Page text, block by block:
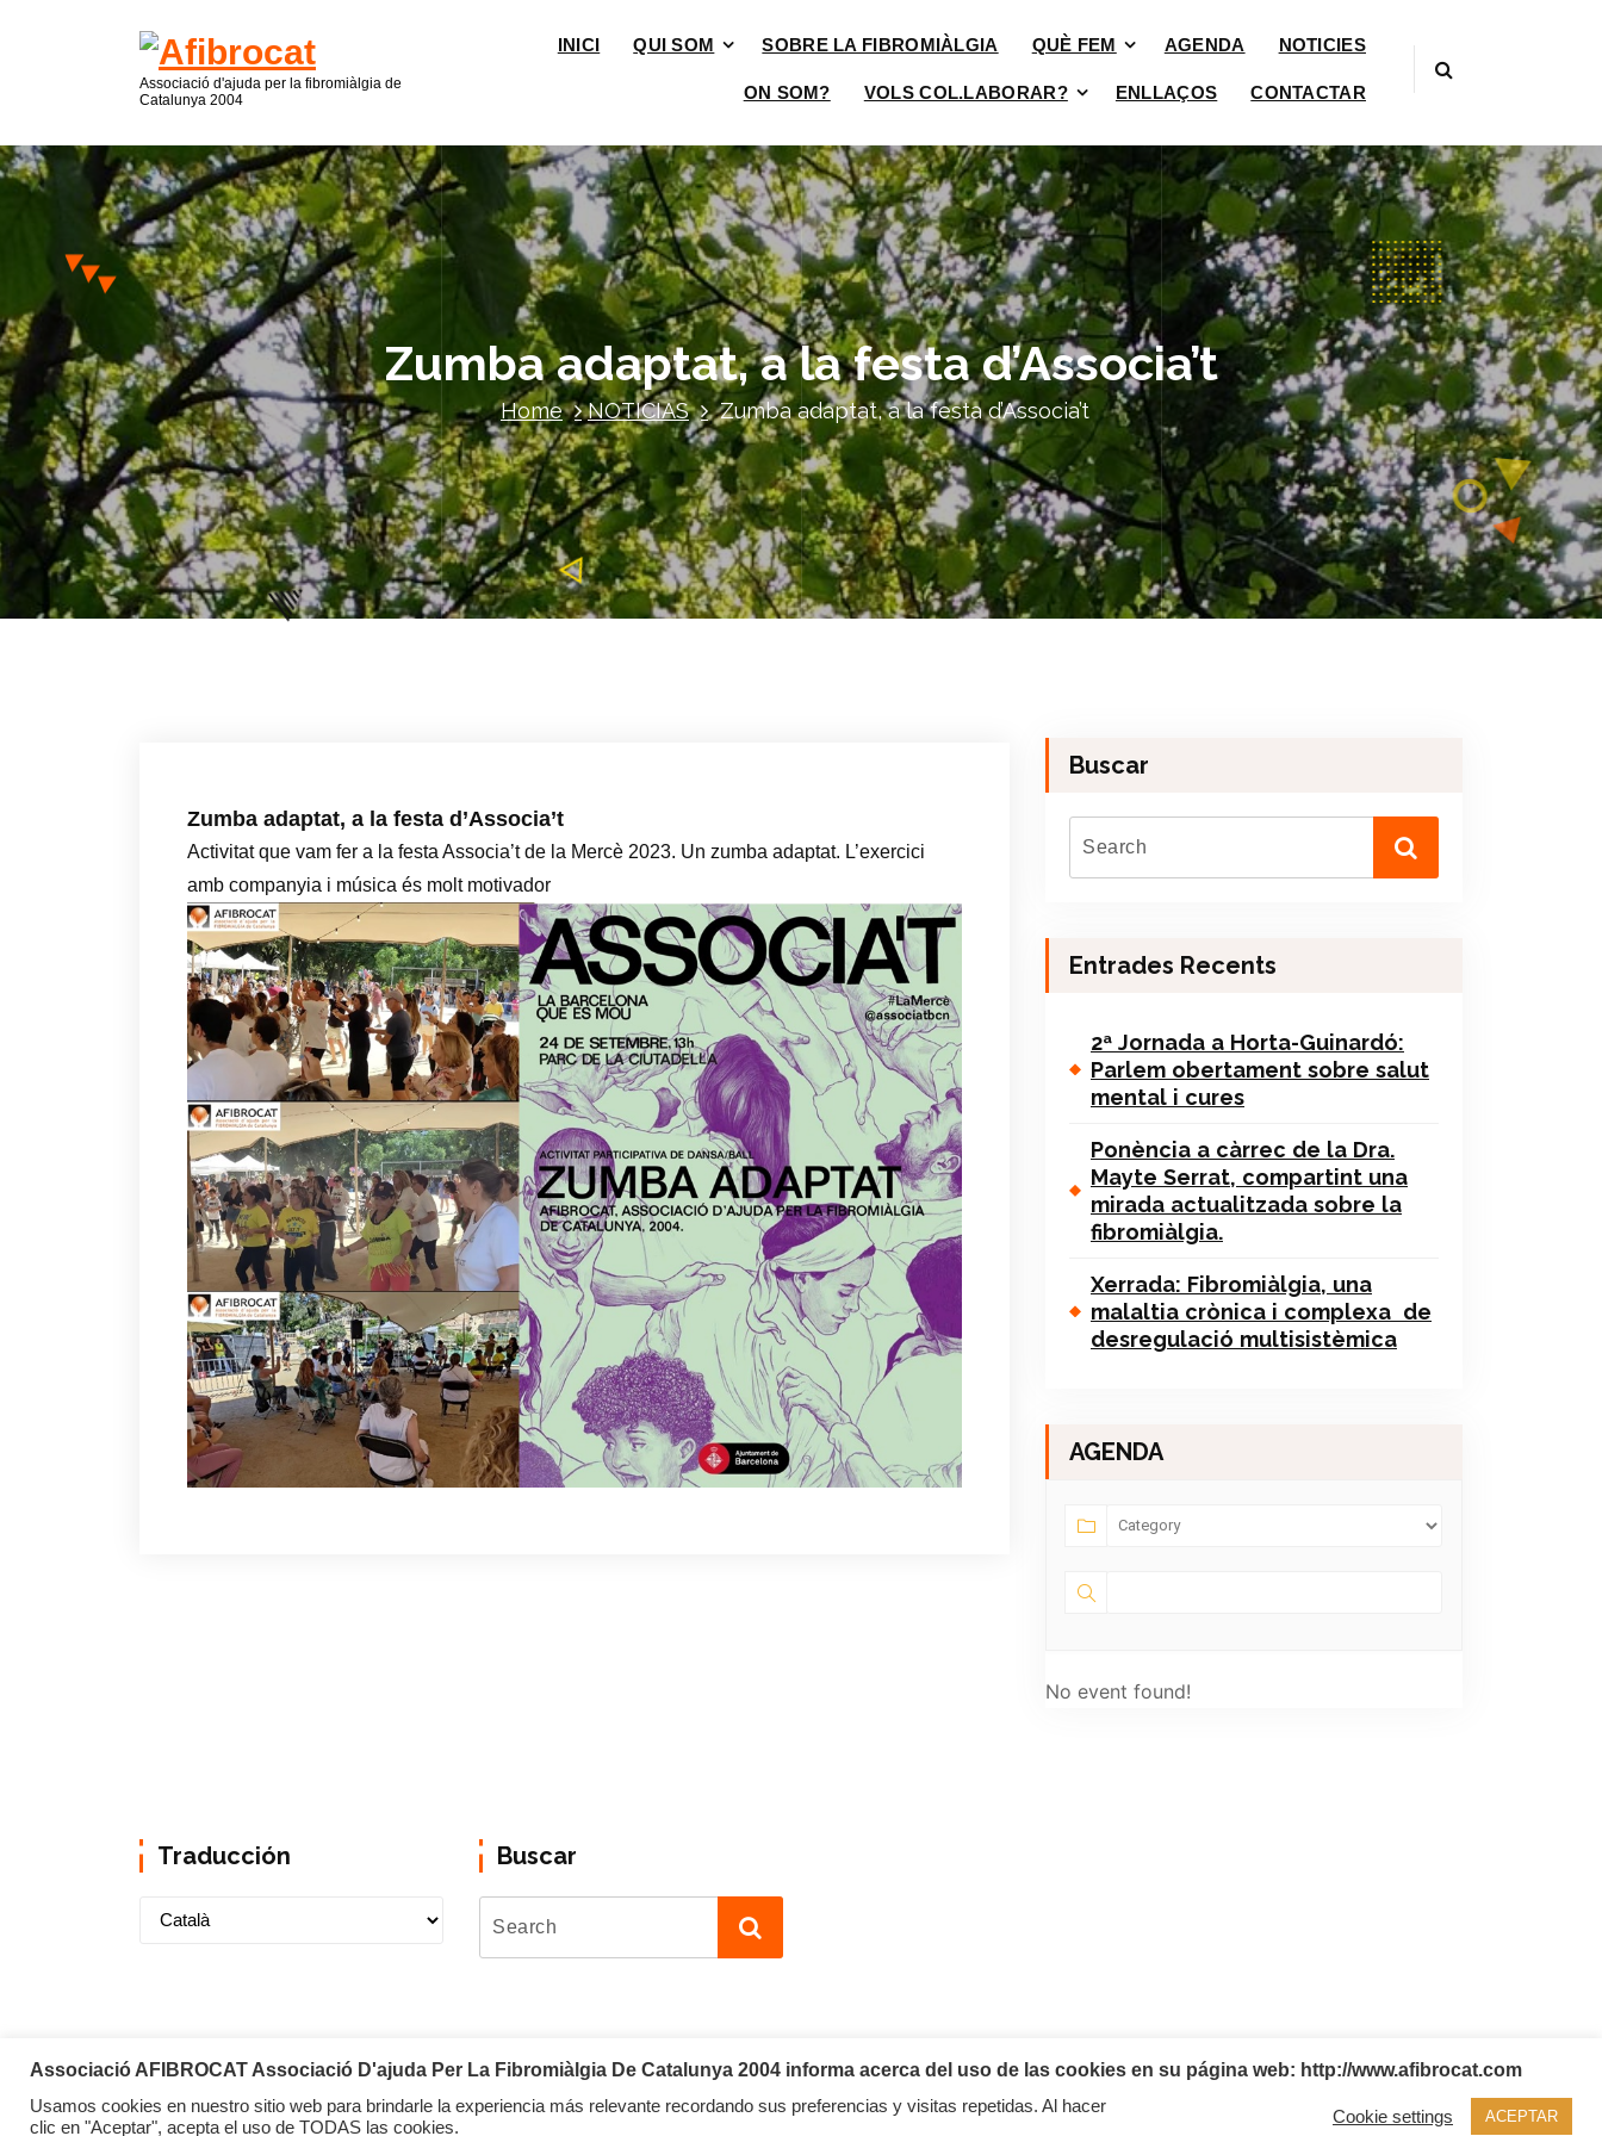
Associació d'ajuda per la fibromiàlgia de
Catalunya 2004
INICI QUI SOM SOBRE LA FIBROMIÀLGIA QUÈ FEM AGENDA NOTICIES
ON SOM? VOLS COL.LABORAR? ENLLAÇOS CONTACTAR
Zumba adaptat, a la festa d’Associa’t
Home NOTICIAS Zumba adaptat, a la festa d’Associa’t
Zumba adaptat, a la festa d’Associa’t
Activitat que vam fer a la festa Associa’t de la Mercè 2023. Un zumba adaptat. L’exercici
amb companyia i música és molt motivador
Buscar
Entrades Recents
2ª Jornada a Horta-Guinardó:
Parlem obertament sobre salut
mental i cures
Ponència a càrrec de la Dra.
Mayte Serrat, compartint una
mirada actualitzada sobre la
fibromiàlgia.
Xerrada: Fibromiàlgia, una
malaltia crònica i complexa de
desregulació multisistèmica
AGENDA
No event found!
Traducción Buscar
Copyright © 2026 Afibrocat
Associació AFIBROCAT Associació D'ajuda Per La Fibromiàlgia De Catalunya 2004 informa acerca del uso de las cookies en su página web: http://www.afibrocat.com
Usamos cookies en nuestro sitio web para brindarle la experiencia más relevante recordando sus preferencias y visitas repetidas. Al hacer
clic en "Aceptar", acepta el uso de TODAS las cookies.
Cookie settings ACEPTAR